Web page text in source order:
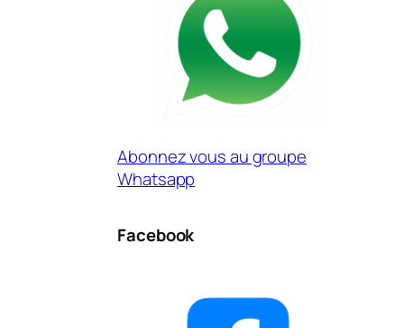
Abonnez vous au groupe
Whatsapp
Facebook